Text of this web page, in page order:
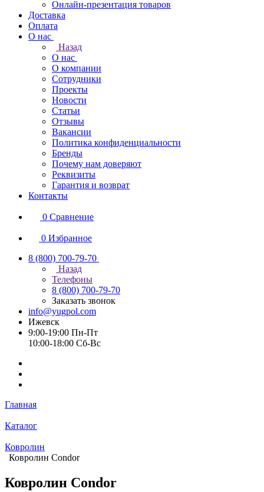
Онлайн-презентация товаров
Доставка
Оплата
О нас
Назад
О нас
О компании
Сотрудники
Проекты
Новости
Статьи
Отзывы
Вакансии
Политика конфиденциальности
Бренды
Почему нам доверяют
Реквизиты
Гарантия и возврат
Контакты
0 Сравнение
0 Избранное
8 (800) 700-79-70
Назад
Телефоны
8 (800) 700-79-70
Заказать звонок
info@yugpol.com
Ижевск
9:00-19:00 Пн-Пт
10:00-18:00 Cб-Вс
Главная
Каталог
Ковролин
Ковролин Condor
Ковролин Condor